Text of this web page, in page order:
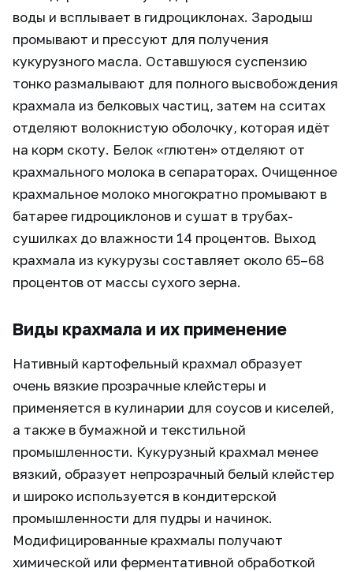
воды и всплывает в гидроциклонах. Зародыш
промывают и прессуют для получения
кукурузного масла. Оставшуюся суспензию
тонко размалывают для полного высвобождения
крахмала из белковых частиц, затем на сситах
отделяют волокнистую оболочку, которая идёт
на корм скоту. Белок «глютен» отделяют от
крахмального молока в сепараторах. Очищенное
крахмальное молоко многократно промывают в
батарее гидроциклонов и сушат в трубах-
сушилках до влажности 14 процентов. Выход
крахмала из кукурузы составляет около 65–68
процентов от массы сухого зерна.
Виды крахмала и их применение
Нативный картофельный крахмал образует
очень вязкие прозрачные клейстеры и
применяется в кулинарии для соусов и киселей,
а также в бумажной и текстильной
промышленности. Кукурузный крахмал менее
вязкий, образует непрозрачный белый клейстер
и широко используется в кондитерской
промышленности для пудры и начинок.
Модифицированные крахмалы получают
химической или ферментативной обработкой